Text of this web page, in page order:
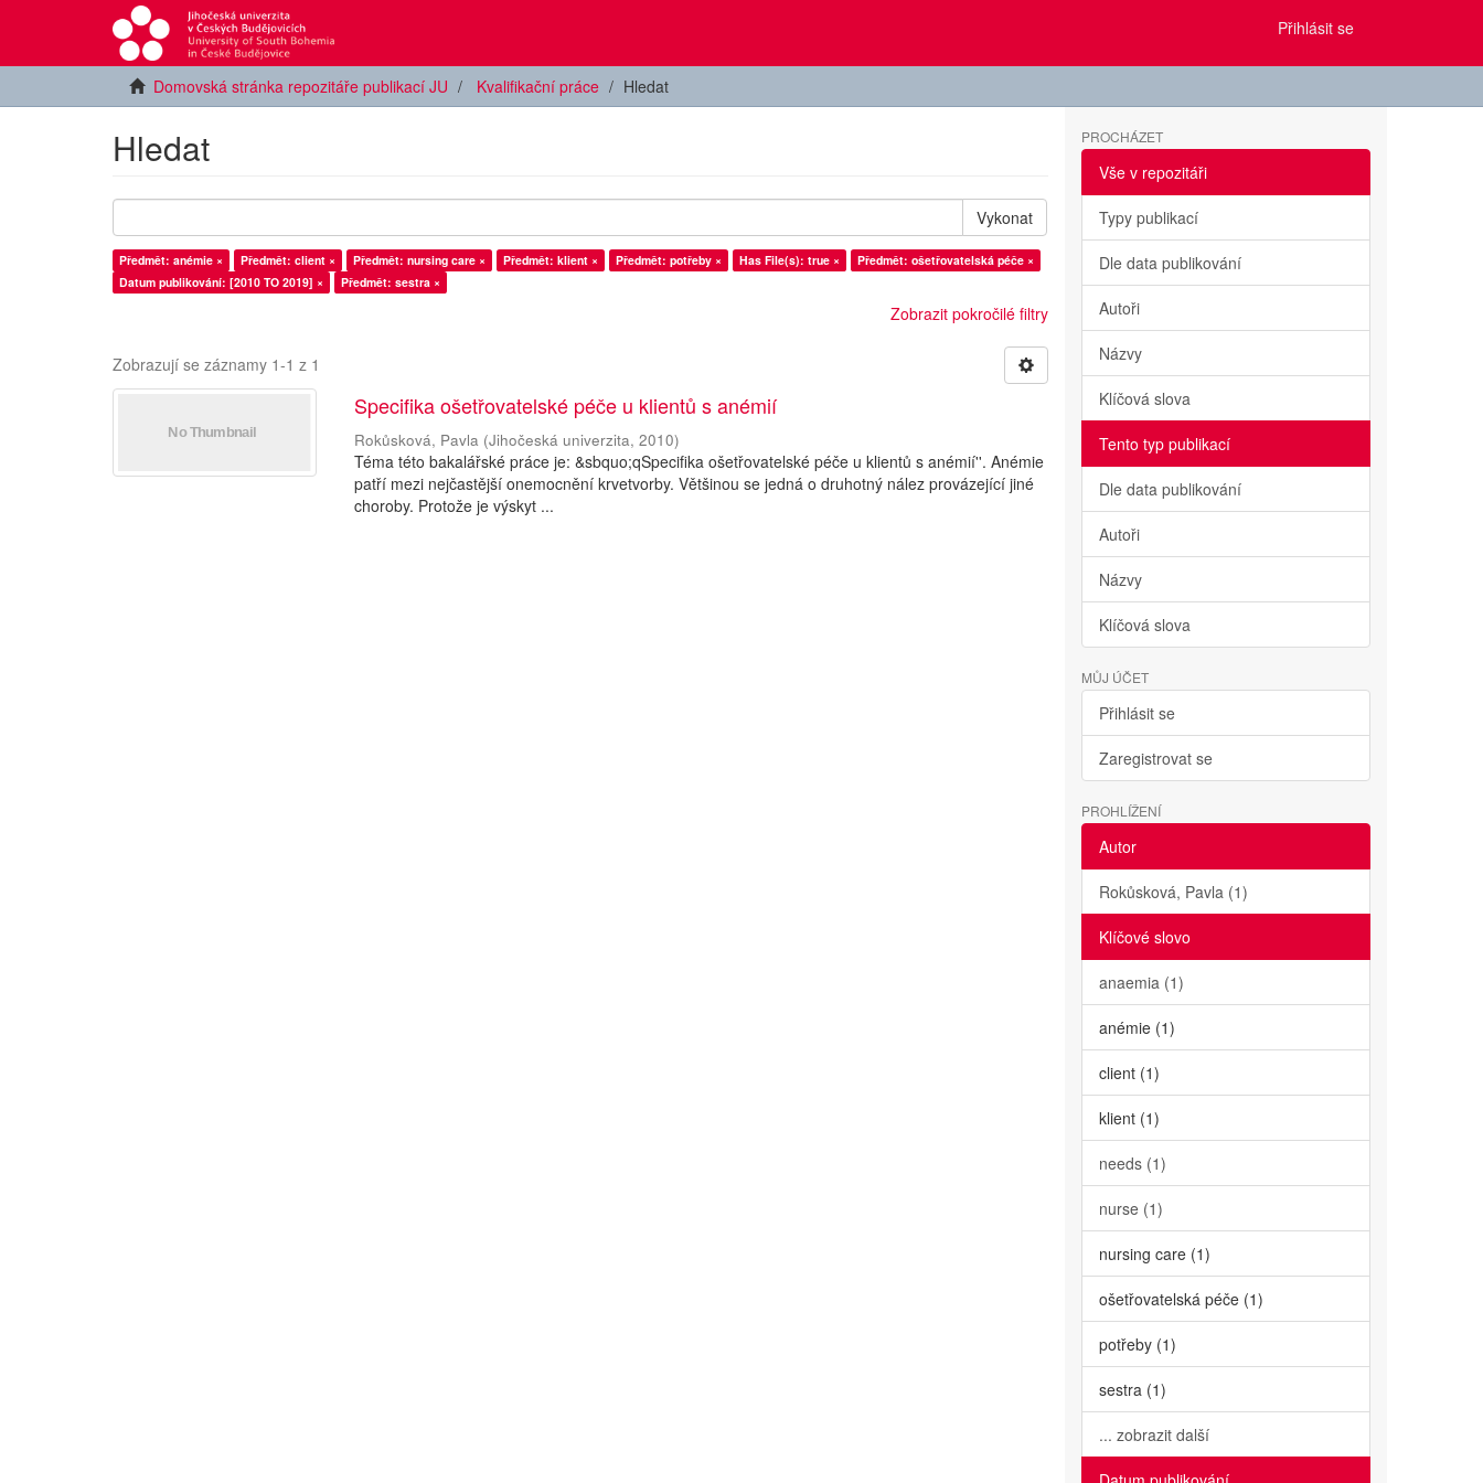
Přihlásit se
Domovská stránka repozitáře publikací JU Kvalifikační práce Hledat
Hledat
Vykonat
Předmět: anémie × Předmět: client × Předmět: nursing care × Předmět: klient × Předmět: potřeby × Has File(s): true ×
Předmět: ošetřovatelská péče ×
Datum publikování: [2010 TO 2019] ×
Předmět: sestra ×
Zobrazit pokročilé filtry
Zobrazují se záznamy 1-1 z 1
Specifika ošetřovatelské péče u klientů s anémií
Rokůsková, Pavla (Jihočeská univerzita,2010)
Téma této bakalářské práce je: &sbquo;qSpecifika ošetřovatelské péče u klientů s anémií''. Anémie
patří mezi nejčastější onemocnění krvetvorby. Většinou se jedná o druhotný nález provázející jiné
choroby. Protože je výskyt ...
PROCHÁZET
Vše v repozitáři
Typy publikací
Dle data publikování
Autoři
Názvy
Klíčová slova
Tento typ publikací
Dle data publikování
Autoři
Názvy
Klíčová slova
MŮJ ÚČET
Přihlásit se
Zaregistrovat se
PROHLÍŽENÍ
Autor
Rokůsková, Pavla (1)
Klíčové slovo
anaemia (1)
anémie (1)
client (1)
klient (1)
needs (1)
nurse (1)
nursing care (1)
ošetřovatelská péče (1)
potřeby (1)
sestra (1)
... zobrazit další